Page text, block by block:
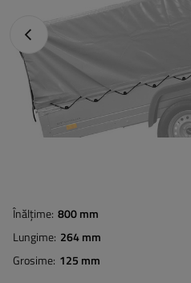
Fotografia anterioară
Înălțime 800 mm
Lungime 264 mm
Grosime 125 mm